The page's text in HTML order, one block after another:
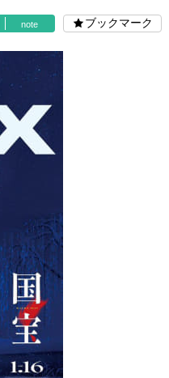
note ブックマーク